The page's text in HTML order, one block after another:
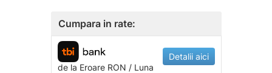
Cumpara in rate:
de la EroareRON / Luna
Detalii aici